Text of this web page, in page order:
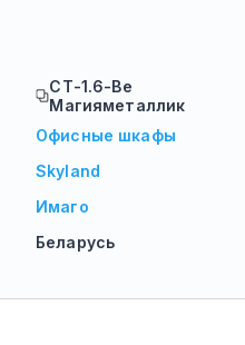
СТ-1.6-Ве
Магияметаллик
Офисные шкафы
Skyland
Имаго
Беларусь